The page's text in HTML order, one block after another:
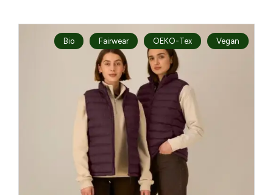
Bio Fairwear OEKO-Tex Vegan